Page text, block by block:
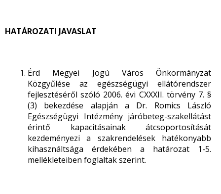
HATÁROZATI JAVASLAT
Érd Megyei Jogú Város Önkormányzat
Közgyűlése az egészségügyi ellátórendszer
fejlesztéséről szóló 2006. évi CXXXII. törvény 7. §
(3) bekezdése alapján a Dr. Romics László
Egészségügyi Intézmény járóbeteg-szakellátást
érintő kapacitásainak átcsoportosítását
kezdeményezi a szakrendelések hatékonyabb
kihasználtsága érdekében a határozat 1-5.
mellékleteiben foglaltak szerint.